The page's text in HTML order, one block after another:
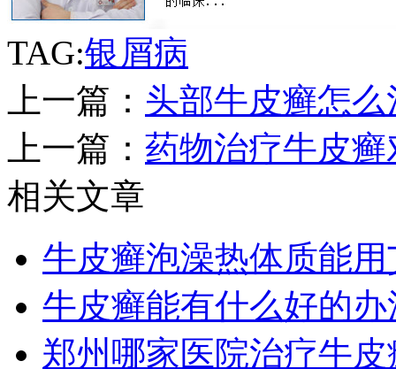
TAG:银屑病
上一篇： 头部牛皮癣怎
上一篇： 药物治疗牛皮
相关文章
牛皮癣泡澡热体质能
牛皮癣能有什么好的
郑州哪家医院治疗牛